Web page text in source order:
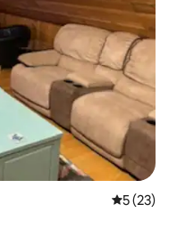
5 (23)